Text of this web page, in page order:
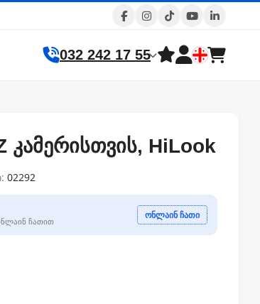
032 242 17 55
კამერისთვის, HiLook
02292
ჩათით
ონლაინ ჩათი